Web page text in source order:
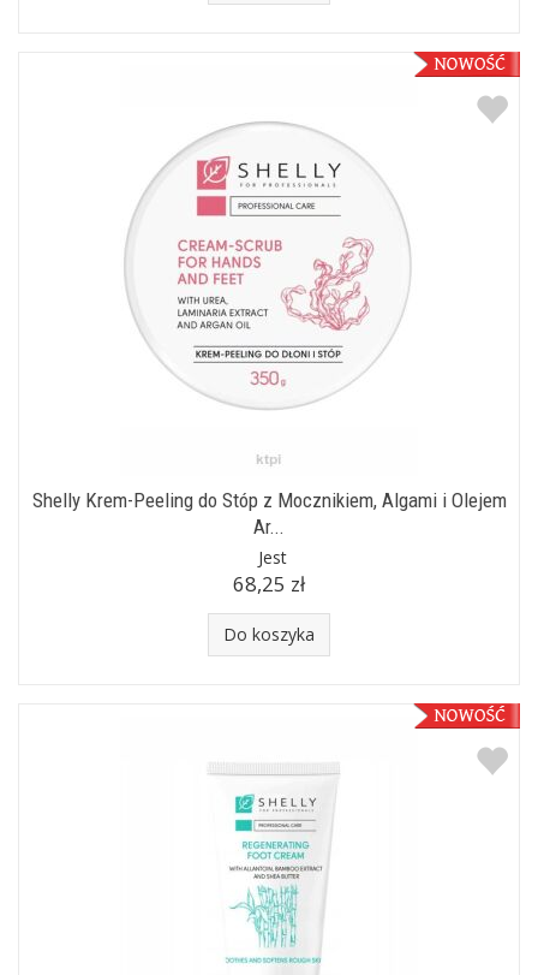
Shelly Krem-Peeling do Stóp z Mocznikiem, Algami i Olejem
Ar...
Jest
68,25 zł
Do koszyka